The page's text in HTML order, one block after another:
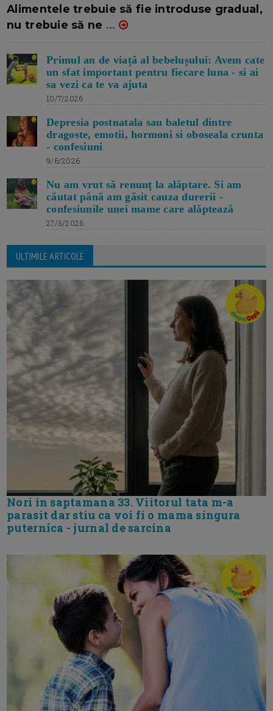
Alimentele trebuie să fie introduse gradual,
nu trebuie să ne ...
Primul an de viață al bebelușului: Avem cate
un sfat important pentru fiecare luna - si ai
sa vezi ca te va ajuta
10/7/2026
Depresia postnatala sau baletul dintre
dragoste, emotii, hormoni si oboseala crunta
- confesiuni
9/6/2026
Nu am vrut să renunț la alăptare. Si am
căutat până am găsit cauza durerii -
confesiunile unei mame care alăptează
27/3/2026
ULTIMILE ARTICOLE
Nori in saptamana 33. Viitorul tata m-a
parasit dar stiu ca voi fi o mama singura
puternica - jurnal de sarcina